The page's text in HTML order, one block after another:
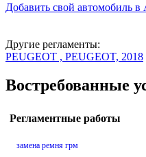
Добавить свой автомобиль в
Другие регламенты:
PEUGEOT , PEUGEOT, 2018
Востребованные
Регламентные работы
замена ремня грм